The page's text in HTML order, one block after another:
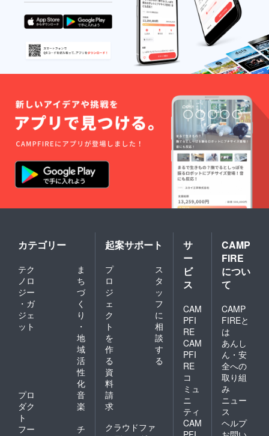
カテゴリー
テク
ノロ
ジー
・ガ
ジェ
ット
ま
ち
づ
く
り
・
地
域
活
性
化
プロ
ダク
ト
音
楽
フー
チ
起案サポート
プ
ロ
ジ
ェ
ク
ト
を
作
る
ス
タ
ッ
フ
に
相
談
す
る
資
料
請
求
クラウドファ
サ
ー
ビ
ス
CAM
PFI
RE
CAM
PFI
RE
コ
ミュ
ニ
ティ
CAM
CAMP
FIRE
につい
て
CAMP
FIREと
は
あんし
ん・安
全への
取り組
み
ニュー
ス
ヘルプ